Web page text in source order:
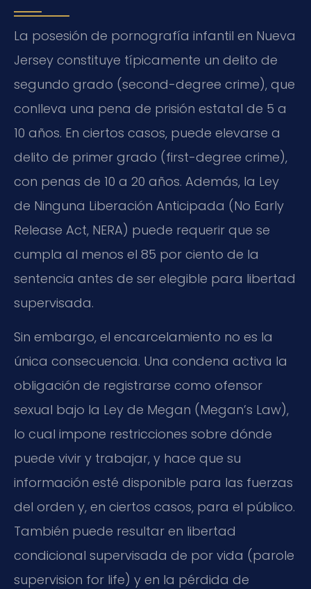
La posesión de pornografía infantil en Nueva
Jersey constituye típicamente un delito de
segundo grado (second-degree crime), que
conlleva una pena de prisión estatal de 5 a
10 años. En ciertos casos, puede elevarse a
delito de primer grado (first-degree crime),
con penas de 10 a 20 años. Además, la Ley
de Ninguna Liberación Anticipada (No Early
Release Act, NERA) puede requerir que se
cumpla al menos el 85 por ciento de la
sentencia antes de ser elegible para libertad
supervisada.
Sin embargo, el encarcelamiento no es la
única consecuencia. Una condena activa la
obligación de registrarse como ofensor
sexual bajo la Ley de Megan (Megan’s Law),
lo cual impone restricciones sobre dónde
puede vivir y trabajar, y hace que su
información esté disponible para las fuerzas
del orden y, en ciertos casos, para el público.
También puede resultar en libertad
condicional supervisada de por vida (parole
supervision for life) y en la pérdida de